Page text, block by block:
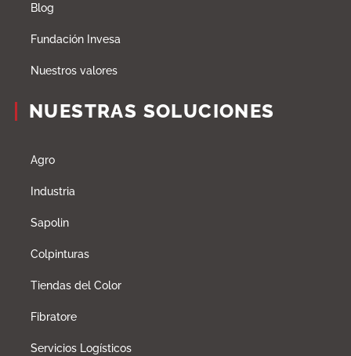
Blog
Fundación Invesa
Nuestros valores
NUESTRAS SOLUCIONES
Agro
Industria
Sapolin
Colpinturas
Tiendas del Color
Fibratore
Servicios Logísticos